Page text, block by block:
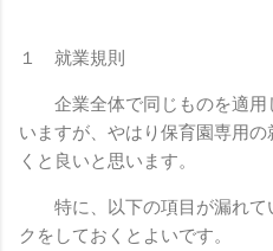
１ 就業規則
企業全体で同じものを適用
いますが、やはり保育園専用
くと良いと思います。
特に、以下の項目が漏れて
クをしておくとよいです。